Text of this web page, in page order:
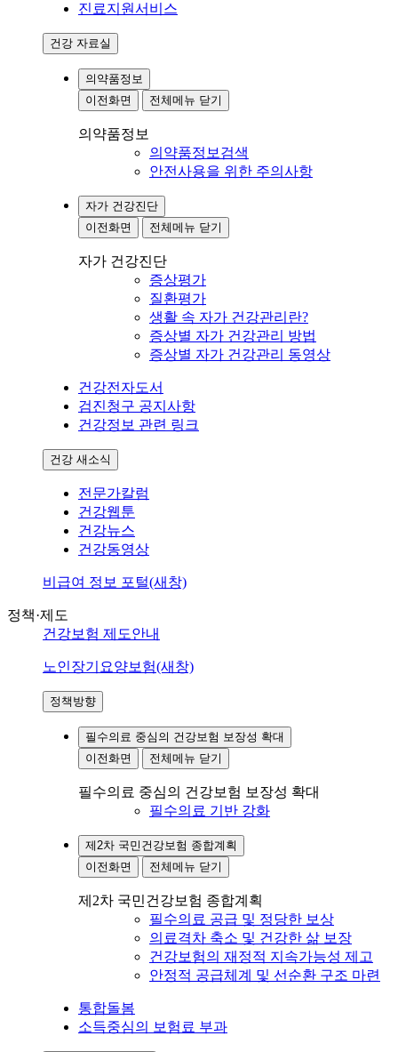
진료지원서비스
건강 자료실
의약품정보
이전화면
전체메뉴 닫기
의약품정보
의약품정보검색
안전사용을 위한 주의사항
자가 건강진단
이전화면
전체메뉴 닫기
자가 건강진단
증상평가
질환평가
생활 속 자가 건강관리란?
증상별 자가 건강관리 방법
증상별 자가 건강관리 동영상
건강전자도서
검진청구 공지사항
건강정보 관련 링크
건강 새소식
전문가칼럼
건강웹툰
건강뉴스
건강동영상
비급여 정보 포털(새창)
정책·제도
건강보험 제도안내
노인장기요양보험(새창)
정책방향
필수의료 중심의 건강보험 보장성 확대
이전화면
전체메뉴 닫기
필수의료 중심의 건강보험 보장성 확대
필수의료 기반 강화
제2차 국민건강보험 종합계획
이전화면
전체메뉴 닫기
제2차 국민건강보험 종합계획
필수의료 공급 및 정당한 보상
의료격차 축소 및 건강한 삶 보장
건강보험의 재정적 지속가능성 제고
안정적 공급체계 및 선순환 구조 마련
통합돌봄
소득중심의 보험료 부과